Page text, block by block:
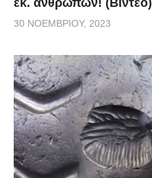
εκ. ανθρώπων! (Βίντεο)
30 ΝΟΕΜΒΡΊΟΥ, 2023